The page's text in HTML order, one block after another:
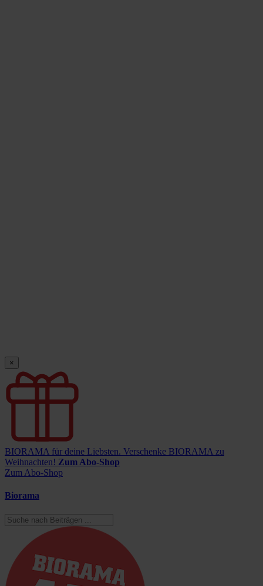
×
BIORAMA für deine Liebsten. Verschenke BIORAMA zu
Weihnachten! Zum Abo-Shop
Zum Abo-Shop
Biorama